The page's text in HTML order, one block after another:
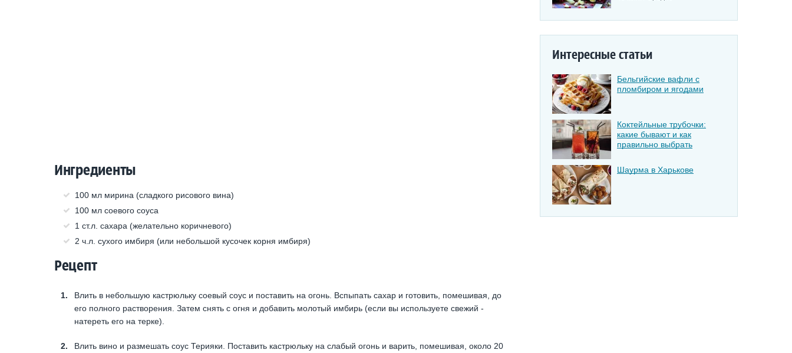
Ингредиенты
100 мл мирина (сладкого рисового вина)
100 мл соевого соуса
1 ст.л. сахара (желательно коричневого)
2 ч.л. сухого имбиря (или небольшой кусочек корня имбиря)
Рецепт
Влить в небольшую кастрюльку соевый соус и поставить на огонь. Вспыпать сахар и готовить, помешивая, до
его полного растворения. Затем снять с огня и добавить молотый имбирь (если вы используете свежий -
натереть его на терке).
Влить вино и размешать соус Терияки. Поставить кастрюльку на слабый огонь и варить, помешивая, около 20
Интересные статьи
Бельгийские вафли с
пломбиром и ягодами
Коктейльные трубочки:
какие бывают и как
правильно выбрать
Шаурма в Харькове